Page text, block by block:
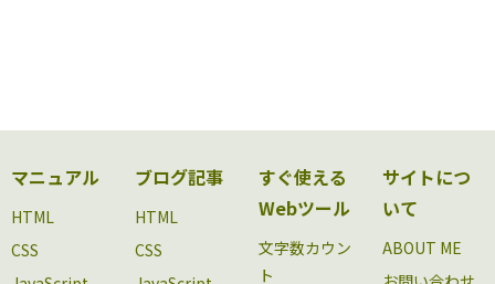
マニュアル
HTML
CSS
ブログ記事
HTML
CSS
すぐ使える
Webツール
文字数カウン
ト
サイトにつ
いて
ABOUT ME